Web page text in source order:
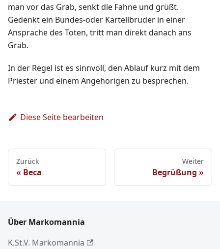
man vor das Grab, senkt die Fahne und grüßt.
Gedenkt ein Bundes-oder Kartellbruder in einer
Ansprache des Toten, tritt man direkt danach ans
Grab.
In der Regel ist es sinnvoll, den Ablauf kurz mit dem
Priester und einem Angehörigen zu besprechen.
Diese Seite bearbeiten
Zurück
Beca
Weiter
Begrüßung
Über Markomannia
K.St.V. Markomannia